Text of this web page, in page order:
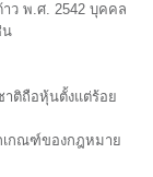
ว พ.ศ. 2542 บุคคล
น
าติถือหุ้นตั้งแต่ร้อย
เกณฑ์ของกฎหมาย